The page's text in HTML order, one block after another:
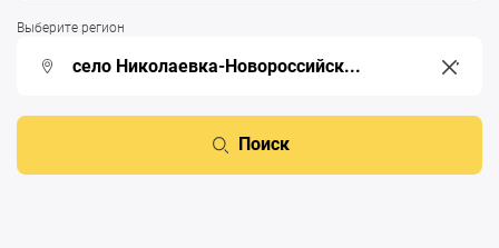
Выберите регион
Поиск